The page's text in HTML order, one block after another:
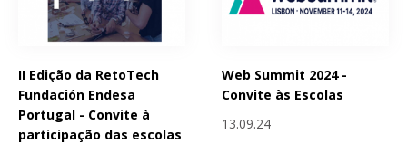
II Edição da RetoTech
Fundación Endesa
Portugal - Convite à
participação das escolas
Web Summit 2024 -
Convite às Escolas
13.09.24